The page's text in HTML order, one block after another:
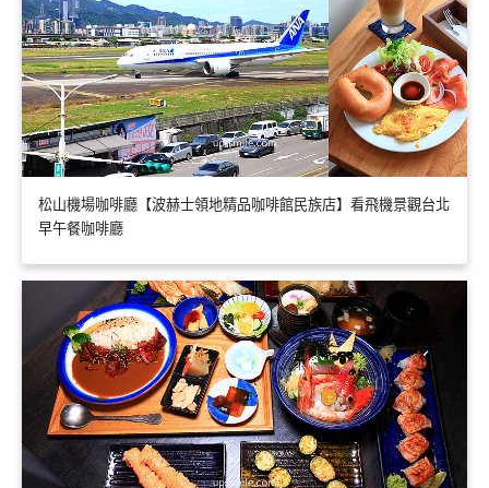
松山機場咖啡廳【波赫士領地精品咖啡館民族店】看飛機景觀台北
早午餐咖啡廳